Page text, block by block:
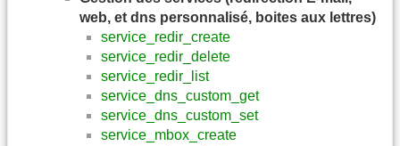
web, et dns personnalisé, boites aux lettres)
service_redir_create
service_redir_delete
service_redir_list
service_dns_custom_get
service_dns_custom_set
service_mbox_create